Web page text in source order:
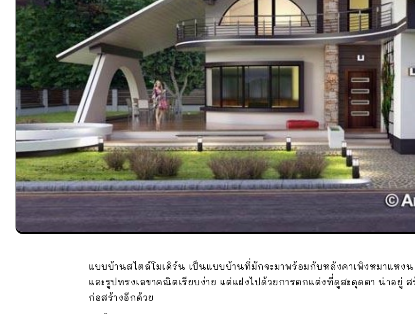
แบบบ้านสไตล์โมเดิร์น เป็นแบบบ้านที่มักจะมาพร้อมกับหลังคาเพิงหมาแห
และรูปทรงเลขาคณิตเรียบง่าย แต่แฝงไปด้วยการตกแต่งที่ดูสะดุดตา น่าอยู่ ส
ก่อสร้างอีกด้วย